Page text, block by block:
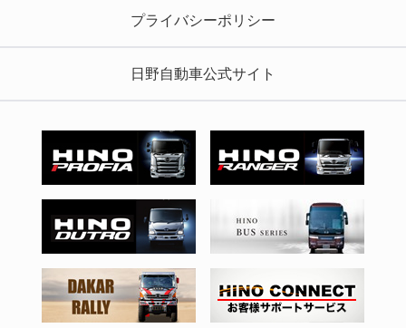
プライバシーポリシー
日野自動車公式サイト